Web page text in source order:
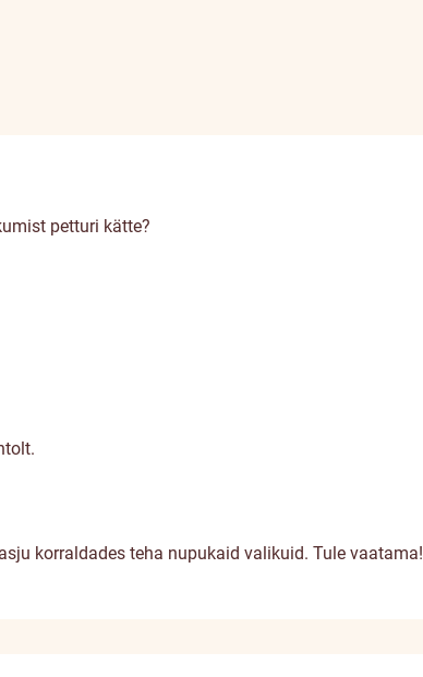
petturi kätte?
korraldades teha nupukaid valikuid. Tule vaatama!